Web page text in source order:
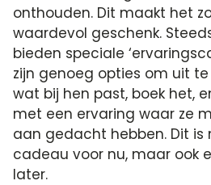
onthouden. Dit maakt het
waardevol geschenk.
bieden speciale
zijn genoeg opties om uit te
wat bij hen past, boek het,
met een ervaring waar ze
aan gedacht hebben. Dit is
cadeau voor nu, maar ook
later.